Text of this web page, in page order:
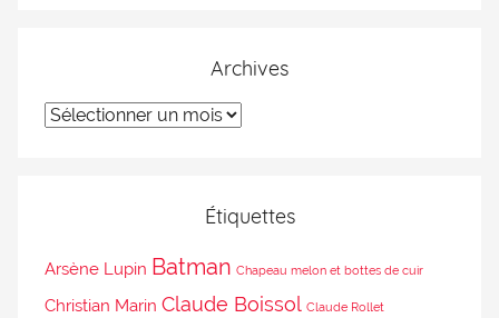
Archives
Étiquettes
Arsène Lupin Batman Chapeau melon et bottes de cuir
Christian Marin Claude Boissol Claude Rollet